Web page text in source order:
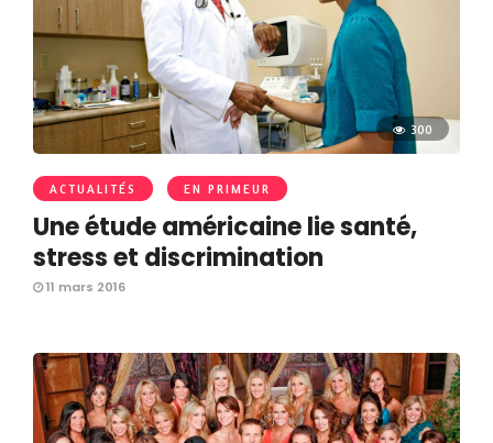
300
ACTUALITÉS EN PRIMEUR
Une étude américaine lie santé,
stress et discrimination
11 mars 2016